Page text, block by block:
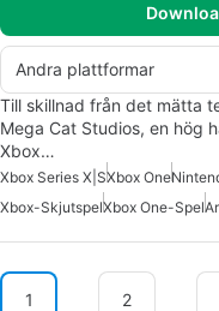
Andra plattformar
Till skillnad från det mätta
Mega Cat Studios, en hög
Xbox…
Xbox Series X|SXbox One
Xbox-SkjutspelXbox One-Spel
1 2